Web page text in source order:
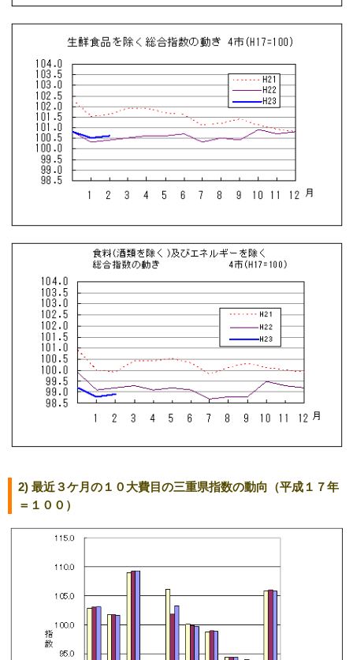
2) 最近３ケ月の１０大費目の三重県指数の動向（平成１７年
＝１００）